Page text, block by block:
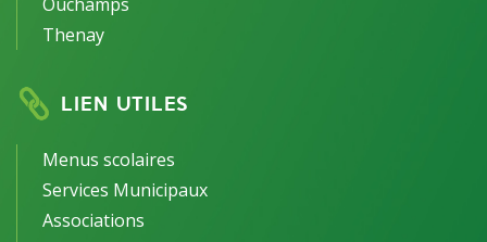
Thenay
LIEN UTILES
Menus scolaires
Services Municipaux
Associations